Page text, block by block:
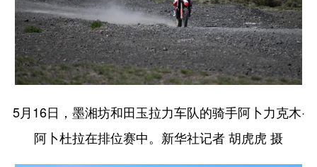
5月16日，墨湘坊和田玉拉力车队的骑手阿卜力克木·
阿卜杜拉在排位赛中。新华社记者 胡虎虎 摄